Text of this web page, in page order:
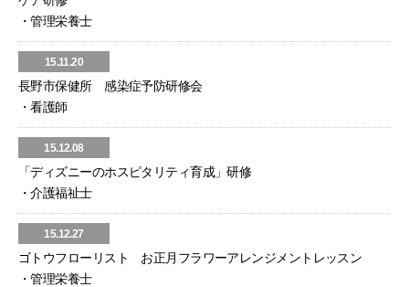
・管理栄養士
15.11.20
長野市保健所 感染症予防研修会
・看護師
15.12.08
「ディズニーのホスピタリティ育成」研修
・介護福祉士
15.12.27
ゴトウフローリスト お正月フラワーアレンジメントレッスン
・管理栄養士